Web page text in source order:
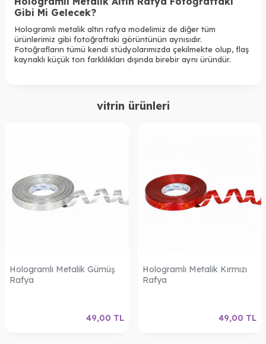
Gibi Mi Gelecek?
Hologramlı metalik altın rafya modelimiz de diğer tüm
ürünlerimiz gibi fotoğraftaki görüntünün aynısıdır.
Fotoğrafların tümü kendi stüdyolarımızda çekilmekte olup, flaş
kaynaklı küçük ton farklılıkları dışında birebir aynı üründür.
vitrin ürünleri
Hologramlı Metalik Gümüş
Rafya
49,00 TL
Hologramlı Metalik Kırmızı
Rafya
49,00 TL